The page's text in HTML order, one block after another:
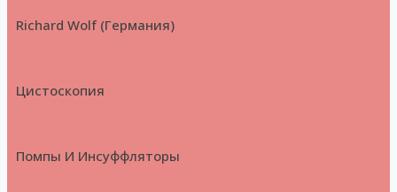
Richard Wolf (Германия)
Цистоскопия
Помпы И Инсуффляторы